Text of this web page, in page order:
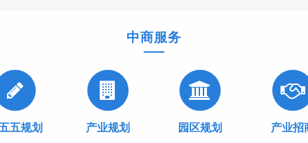
中商服务
五规划 产业规划 园区规划 产业招